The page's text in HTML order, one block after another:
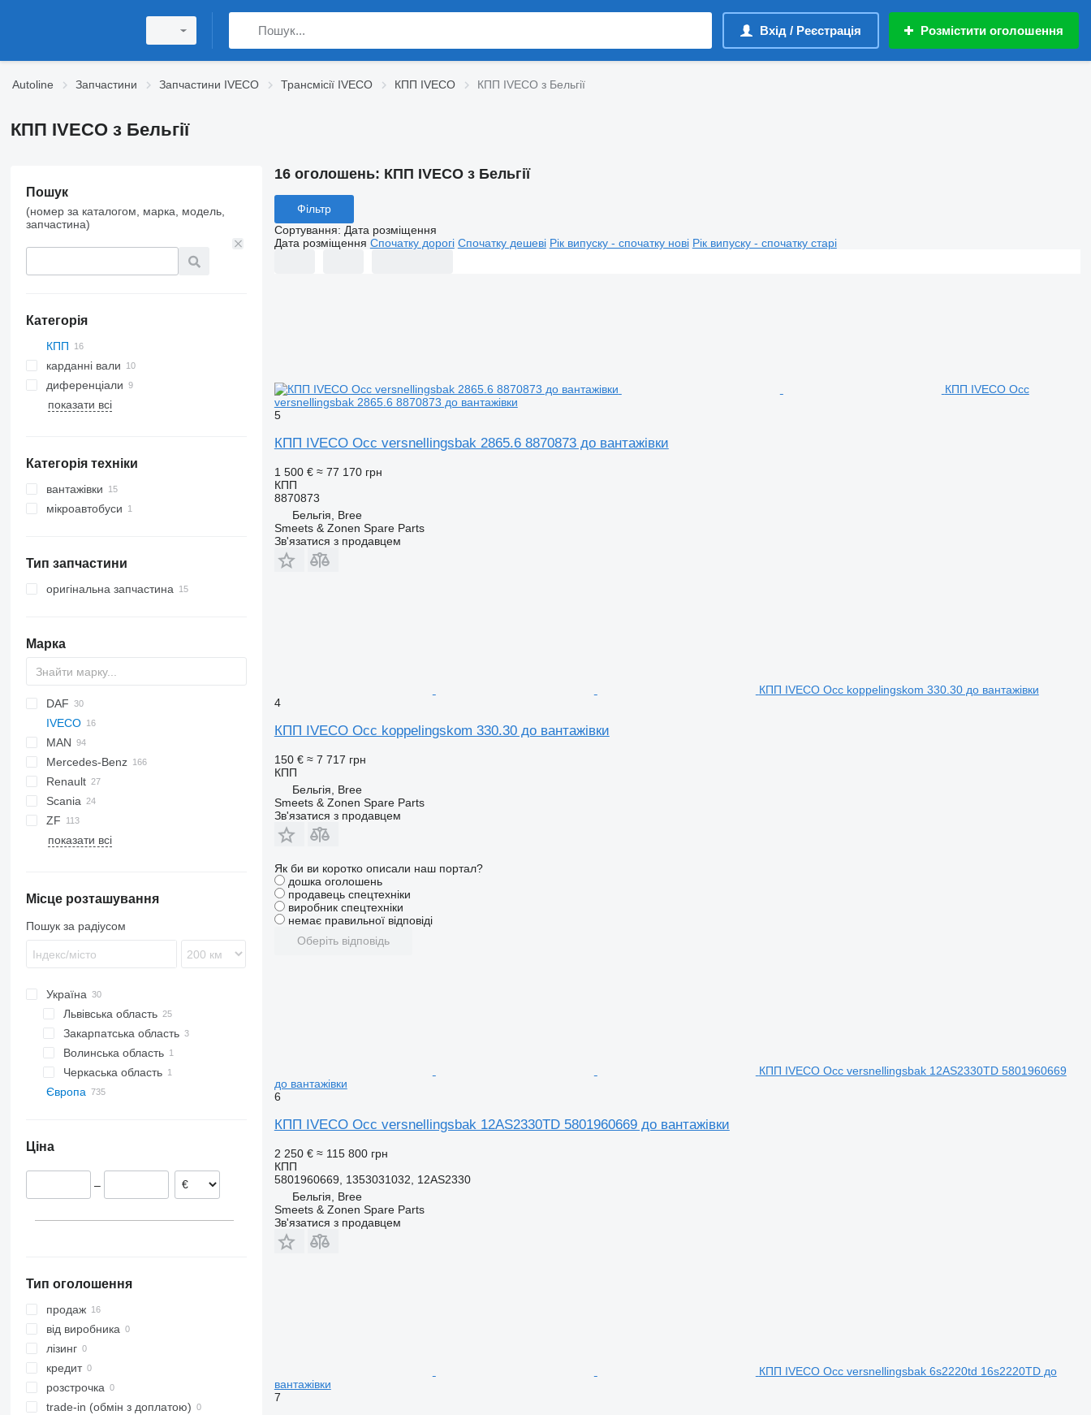
Вхід / Реєстрація Розмістити оголошення
Autoline Запчастини Запчастини IVECO Трансмісії IVECO КПП IVECO КПП IVECO з Бельгії
КПП IVECO з Бельгії
Пошук
(номер за каталогом, марка, модель,
запчастина)
Категорія
КПП
карданні вали
диференціали
показати всі
Категорія техніки
вантажівки
мікроавтобуси
Тип запчастини
оригінальна запчастина
Марка
Jumper
DAF
XF
Doblo
Ducato
Tipo
IVECO
Daily
Stralis
MAN
L2000
TGE
TGS
Mercedes-Benz
Actros
Antos
Arocs
Atego
Renault
Premium
TRM
Scania
G-series
ZF
показати всі
Місце розташування
Пошук за радіусом
Україна
Львівська область
Львів
Черляни
Закарпатська область
Мукачево
Волинська область
Черкаська область
Черкаси
Європа
Нідерланди
Румунія
Bree
Namur
показати всі
Ціна
–
Тип оголошення
продаж
від виробника
лізинг
кредит
розстрочка
trade-in (обмін з доплатою)
16 оголошень: КПП IVECO з Бельгії
Фільтр
Сортування: Дата розміщення
Дата розміщення Спочатку дорогі Спочатку дешеві Рік випуску - спочатку нові Рік випуску - спочатку старі
КПП IVECO Occ
versnellingsbak 2865.6 8870873 до вантажівки
5
КПП IVECO Occ versnellingsbak 2865.6 8870873 до вантажівки
1 500 € ≈ 77 170 грн
КПП
8870873
Бельгія, Bree
Smeets & Zonen Spare Parts
Зв'язатися з продавцем
КПП IVECO Occ koppelingskom 330.30 до вантажівки
4
КПП IVECO Occ koppelingskom 330.30 до вантажівки
150 € ≈ 7 717 грн
КПП
Бельгія, Bree
Smeets & Zonen Spare Parts
Зв'язатися з продавцем
Як би ви коротко описали наш портал?
дошка оголошень
продавець спецтехніки
виробник спецтехніки
немає правильної відповіді
Оберіть відповідь
КПП IVECO Occ versnellingsbak 12AS2330TD 5801960669
до вантажівки
6
КПП IVECO Occ versnellingsbak 12AS2330TD 5801960669 до вантажівки
2 250 € ≈ 115 800 грн
КПП
5801960669, 1353031032, 12AS2330
Бельгія, Bree
Smeets & Zonen Spare Parts
Зв'язатися з продавцем
КПП IVECO Occ versnellingsbak 6s2220td 16s2220TD до
вантажівки
7